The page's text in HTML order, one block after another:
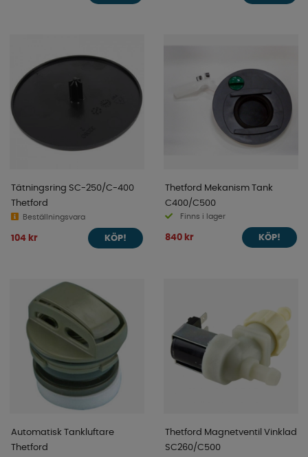
Tätningsring SC-250/C-400
Thetford
Beställningsvara
104 kr KÖP!
Thetford Mekanism Tank
C400/C500
Finns i lager
840 kr KÖP!
Automatisk Tankluftare
Thetford
Thetford Magnetventil Vinklad
SC260/C500